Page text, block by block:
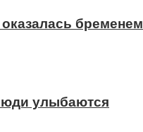
бременем
улыбаются